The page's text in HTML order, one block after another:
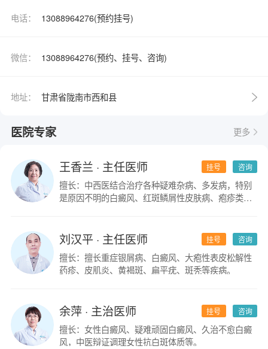
电话： 13088964276(预约挂号)
微信： 13088964276(预约、挂号、咨询)
地址： 甘肃省陇南市西和县
医院专家 更多
咨询
挂号
王香兰 · 主任医师
擅长：中西医结合治疗各种疑难杂病、多发病，特别
是原因不明的白癜风、红斑鳞屑性皮肤病、疱疹类皮
咨询
挂号
刘汉平· 主任医师
擅长：擅长重症银屑病、白癜风、大疱性表皮松解性
药疹、皮肌炎、黄褐斑、扁平疣、斑秃等疾病。
咨询
挂号
余萍· 主治医师
擅长：女性白癜风、疑难顽固白癜风、久治不愈白癜
风，中医辩证调理女性抗白斑体质等。